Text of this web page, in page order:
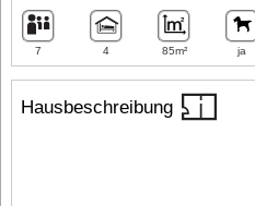
Hausbeschreibung
7 4 85m² ja